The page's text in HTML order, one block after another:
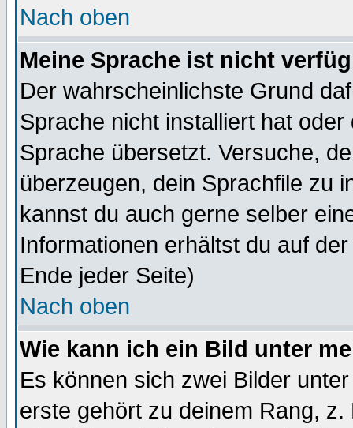
Nach oben
Meine Sprache ist nicht
Der wahrscheinlichste Grund
Sprache nicht installiert hat
Sprache übersetzt. Versuche,
überzeugen, dein Sprachfile zu
kannst du auch gerne selber
Informationen erhältst du auf
Ende jeder Seite)
Nach oben
Wie kann ich ein Bild unter
Es können sich zwei Bilder
erste gehört zu deinem Rang,